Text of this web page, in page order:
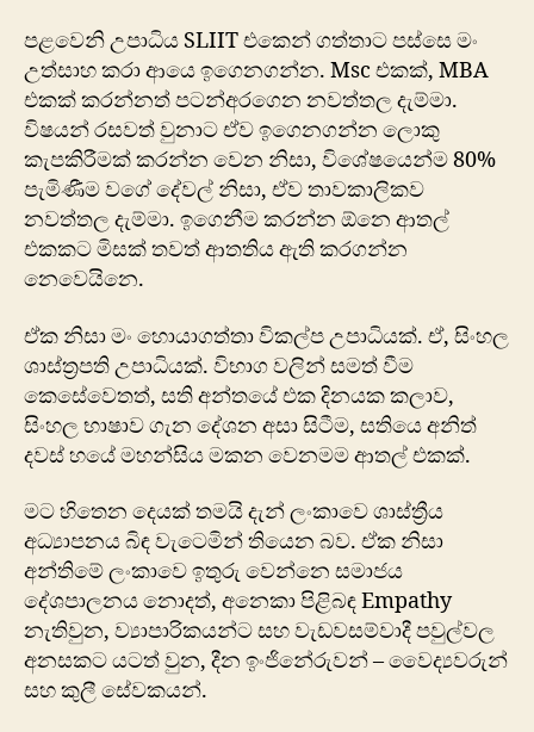
පළවෙනි උපාධිය SLIIT එකෙන් ගත්තාට පස්සෙ මං
උත්සාහ කරා ආයෙ ඉගෙනගන්න. Msc එකක්, MBA
එකක් කරන්නත් පටන්අරගෙන නවත්තල දැම්මා.
විෂයන් රසවත් වුනා​ට ඒව ඉගෙනගන්න ලොකු
කැපකිරීමක් කරන්න වෙන නිසා, විශේෂයෙන්ම 80%
පැමිණීම වගේ දේවල් නිසා, ඒව තාවකාලිකව
නවත්තල දැම්මා. ඉගෙනීම කරන්න ඕනෙ ආතල්
එකකට මිසක් තවත් ආතතිය ඇති කරගන්න
නෙවෙයිනෙ.
ඒක නිසා මං හොයාගත්තා විකල්ප උපාධියක්. ඒ, සිංහල
ශාස්ත්‍රපති උපාධියක්. විභාග වලින් සමත් වීම
කෙසේවෙතත්, සති අන්තයේ එක දිනයක කලාව,
සිංහල භාෂාව ගැන දේශන අසා සිටීම, සතියෙ අනිත්
දවස් හයේ මහන්සිය මකන වෙනමම ආතල් එකක්.
මට හිතෙන දෙයක් තමයි දැන් ලංකාවෙ ශාස්ත්‍රීය
අධ්‍යාපනය බිඳ වැටෙමින් තියෙන බව. ඒක නිසා
අන්තිමේ ලංකාවෙ ඉතුරු වෙන්නෙ සමාජය
දේශපාලනය නොදත්, අනෙකා පිළිබඳ Empathy
නැතිවුන, ව්‍යාපාරිකයන්ට සහ වැඩවසම්වාදී පවුල්වල
අනසකට යටත් වුන, දීන ඉංජිනේරුවන් – වෛද්‍යවරුන්
සහ කුලී සේවකයන්.